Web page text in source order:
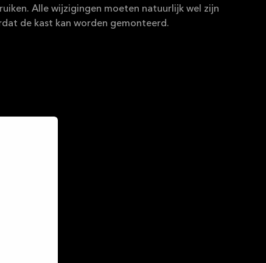
Alle wijzigingen moeten natuurlijk wel zijn
de kast kan worden gemonteerd.